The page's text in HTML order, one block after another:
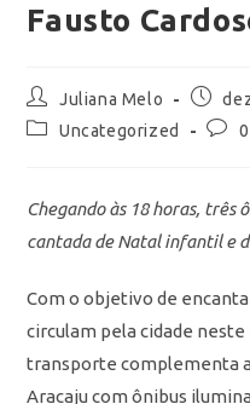
Fausto
Juliana Melo
Uncategorized
Chegando às 18 horas, três
cantada de Natal infantil e
Com o objetivo de
circulam pela cidade
transporte complementa
Aracaju com ônibus